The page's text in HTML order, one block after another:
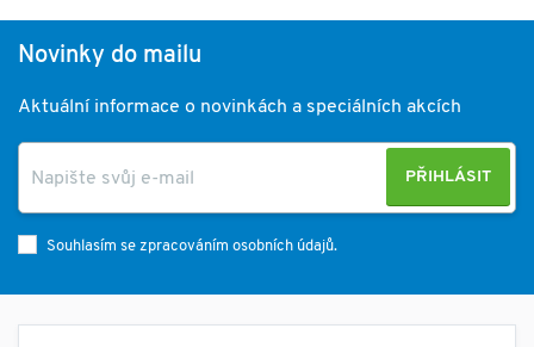
Novinky do mailu
Aktuální informace o novinkách a speciálních akcích
PŘIHLÁSIT
Souhlasím se zpracováním osobních údajů.